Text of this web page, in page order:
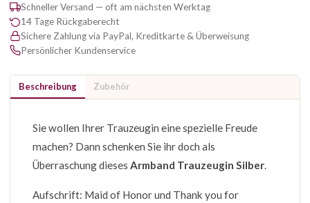
Schneller Versand — oft am nächsten Werktag
14 Tage Rückgaberecht
Sichere Zahlung via PayPal, Kreditkarte & Überweisung
Persönlicher Kundenservice
Beschreibung Zubehör
Sie wollen Ihrer Trauzeugin eine spezielle Freude
machen? Dann schenken Sie ihr doch als
Überraschung dieses Armband Trauzeugin Silber.
Aufschrift: Maid of Honor und Thank you for